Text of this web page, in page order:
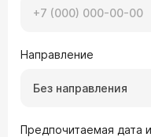
Направление
Без направления
Предпочитаемая дата